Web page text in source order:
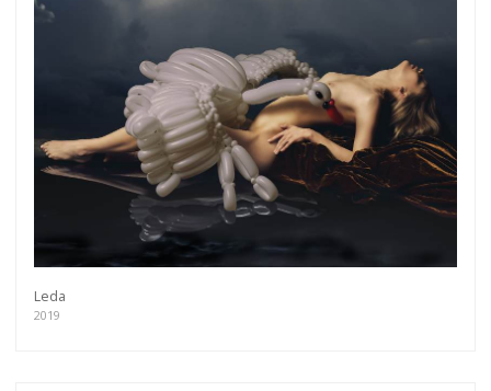
Leda
2019
Subscribe